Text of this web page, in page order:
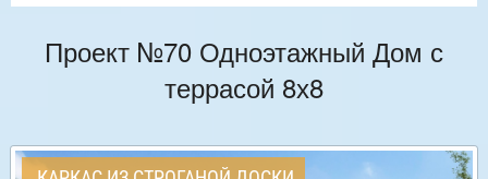
Проект №70 Одноэтажный Дом с
террасой 8х8